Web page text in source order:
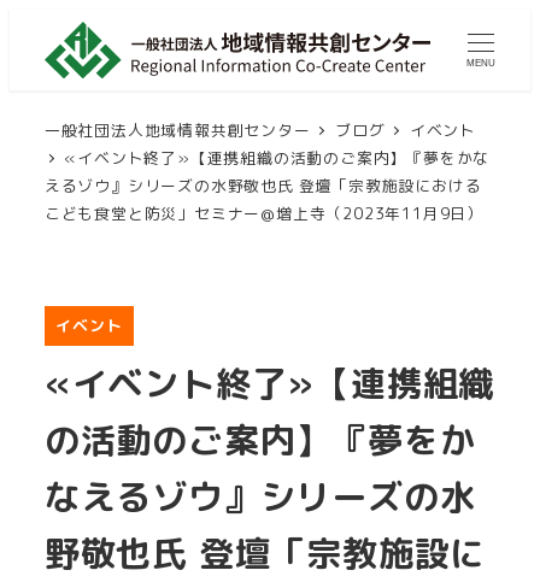
MENU
一般社団法人地域情報共創センター ブログ
イベント
«イベント終了»【連携組織の活動のご案内】『夢をかな
えるゾウ』シリーズの水野敬也氏 登壇「宗教施設における
こども食堂と防災」セミナー@増上寺（2023年11月9日）
イベント
«イベント終了»【連携組織
の活動のご案内】『夢をか
なえるゾウ』シリーズの水
野敬也氏 登壇「宗教施設に